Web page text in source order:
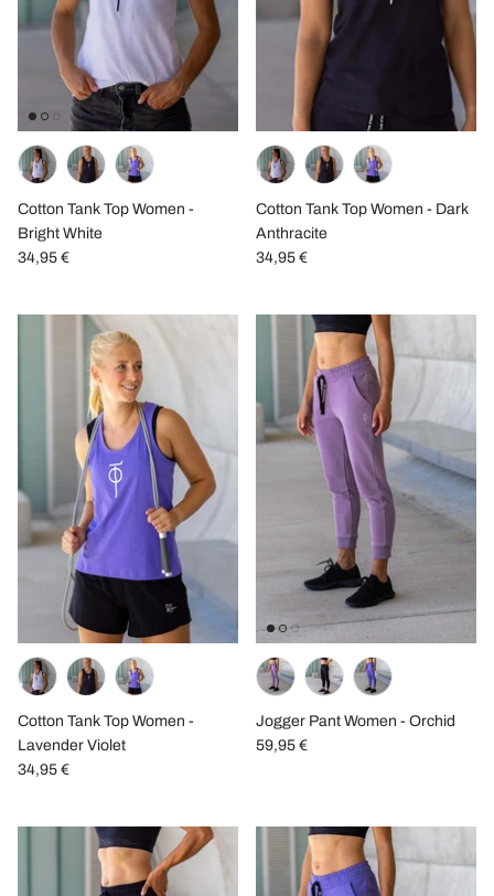
Cotton Tank Top Women -
Bright White
34,95 €
Cotton Tank Top Women - Dark
Anthracite
34,95 €
Cotton Tank Top Women -
Lavender Violet
34,95 €
Jogger Pant Women - Orchid
59,95 €